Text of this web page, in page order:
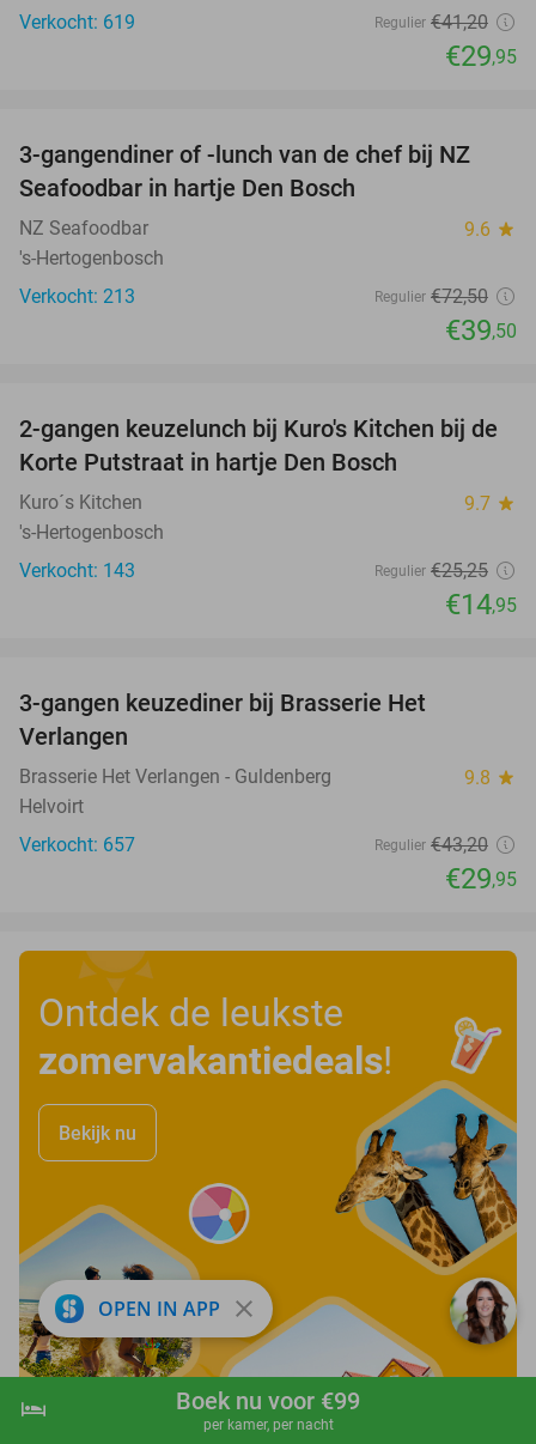
shopping_cart Boek nu
hotel Boek nu voor €99
per kamer, per nacht
Verkocht: 619
Regulier €41,20
€29,95
46%
3-gangendiner of -lunch van de chef bij NZ
Seafoodbar in hartje Den Bosch
NZ Seafoodbar 9.6 star
's-Hertogenbosch
Verkocht: 213
Regulier €72,50
€39,50
41%
2-gangen keuzelunch bij Kuro's Kitchen bij de
Korte Putstraat in hartje Den Bosch
Kuro´s Kitchen 9.7 star
's-Hertogenbosch
Verkocht: 143
Regulier €25,25
€14,95
3-gangen keuzediner bij Brasserie Het
Verlangen
Brasserie Het Verlangen - Guldenberg 9.8 star
Helvoirt
Verkocht: 657
Regulier €43,20
€29,95
Ontdek de leukste
zomervakantiedeals!
Bekijk nu
OPEN IN APP close